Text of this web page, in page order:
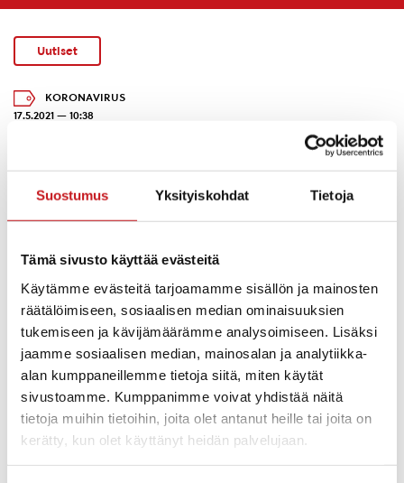
Suostumus Yksityiskohdat Tietoja
Tämä sivusto käyttää evästeitä
Käytämme evästeitä tarjoamamme sisällön ja mainosten
räätälöimiseen, sosiaalisen median ominaisuuksien
tukemiseen ja kävijämäärämme analysoimiseen. Lisäksi
jaamme sosiaalisen median, mainosalan ja analytiikka-
alan kumppaneillemme tietoja siitä, miten käytät
sivustoamme. Kumppanimme voivat yhdistää näitä
tietoja muihin tietoihin, joita olet antanut heille tai joita on
kerätty, kun olet käyttänyt heidän palvelujaan.
Uutiset
KORONAVIRUS
17.5.2021 — 10:38
• Jatkamme 50 vuotta täyttäneiden Rautalammin
rokottamattomat riskiryhmiin 1 ja 2 kuuluvat 16-69
vuotiaat voivat edelleen varata rokotusaikoja.
• Rokotusaikoja voi varatati 18.5.2021 ja ke 19.5.2021 klo
8-15tai niin kauan kuin aikoja riittää jaettavaksi.
Ajanvarauksen puhelinnumero on Rautalammille 044
4131 280. Puhelut ohjautuvat
takaisinsoittojärjestelmään. Otamme terveysasemalta
yhteyttä soittaneisiin sen mukaisesti, miten saamme
rokotteita kuntayhtymään.
• Pyydämme rokotuksiin tulevia huomioimaan, että
ruuhkan välttämiseksi rokotuspaikalle kannattaa tulla